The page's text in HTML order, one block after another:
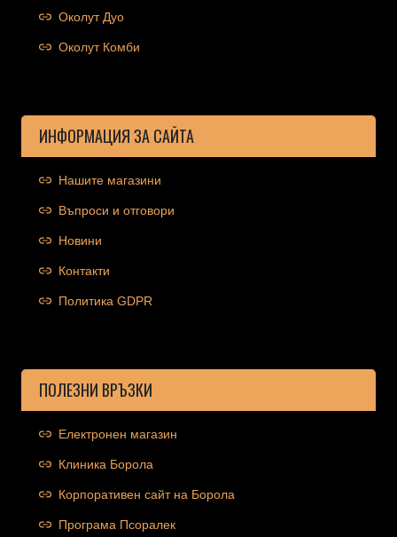
Околут Дуо
Околут Комби
ИНФОРМАЦИЯ ЗА САЙТА
Нашите магазини
Въпроси и отговори
Новини
Контакти
Политика GDPR
ПОЛЕЗНИ ВРЪЗКИ
Електронен магазин
Клиника Борола
Корпоративен сайт на Борола
Програма Псоралек